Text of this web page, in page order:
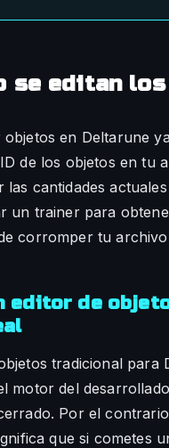
se editan los
objetos en Deltarune
de los objetos en tu
las cantidades
un trainer para
corromper tu
editor de
tradicional para
motor del
Por el
que si cometes